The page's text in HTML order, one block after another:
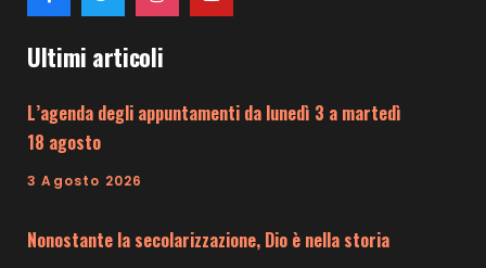
Ultimi articoli
L’agenda degli appuntamenti da lunedì 3 a martedì
18 agosto
3 Agosto 2026
Nonostante la secolarizzazione, Dio è nella storia